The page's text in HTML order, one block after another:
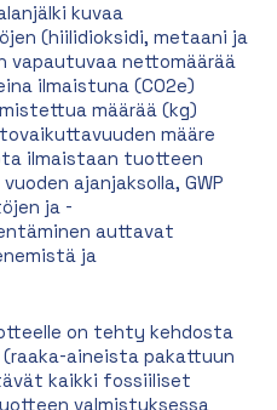
kuvaa
(hiilidioksidi, metaani ja
vapautuvaa nettomäärää
ilmaistuna (CO2e)
määrää (kg)
määre
ilmaistaan tuotteen
ajanjaksolla, GWP
ja -
auttavat
ja
on tehty kehdosta
aineista pakattuun
kaikki fossiiliset
valmistuksessa